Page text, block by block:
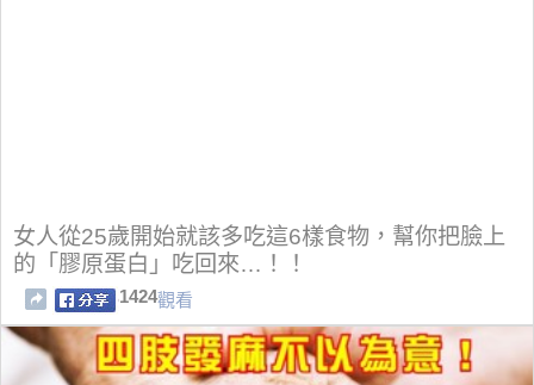
女人從25歲開始就該多吃這6樣食物，幫你把臉上
的「膠原蛋白」吃回來…！！
1424觀看